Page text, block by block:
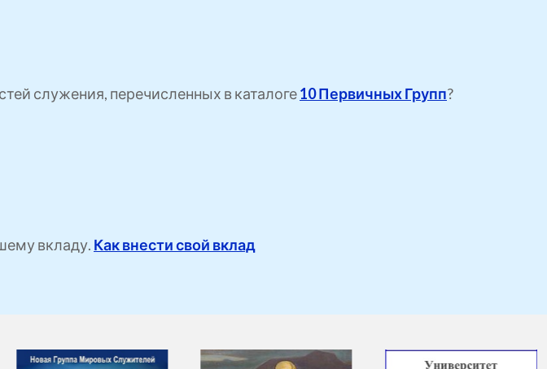
служения, перечисленных в каталоге10 Первичных Групп?
вкладу. Как внести свой вклад